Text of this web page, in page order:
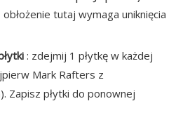
tutaj wymaga uniknięcia
: zdejmij 1 płytkę w każdej
Mark Rafters z
Zapisz płytki do ponownej